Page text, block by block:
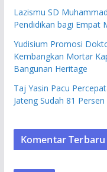
Lazismu SD
Pendidikan bagi Empat
Yudisium Promosi
Kembangkan Mortar
Bangunan Heritage
Taj Yasin Pacu
Jateng Sudah 81 Persen
Komentar Terbaru